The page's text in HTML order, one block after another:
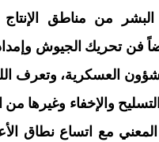
من مناطق
فن تحريك الجيوش
العسكرية، وتعرف
والإخفاء وغيرها من
المعني مع اتساع نطاق